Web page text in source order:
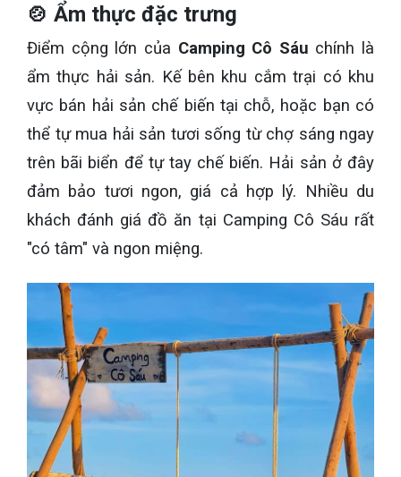
🍲 Ẩm thực đặc trưng
Điểm cộng lớn của Camping Cô Sáu chính là
ẩm thực hải sản. Kế bên khu cắm trại có khu
vực bán hải sản chế biến tại chỗ, hoặc bạn có
thể tự mua hải sản tươi sống từ chợ sáng ngay
trên bãi biển để tự tay chế biến. Hải sản ở đây
đảm bảo tươi ngon, giá cả hợp lý. Nhiều du
khách đánh giá đồ ăn tại Camping Cô Sáu rất
"có tâm" và ngon miệng.